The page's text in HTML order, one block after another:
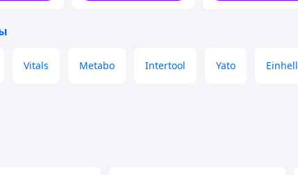
3,4 Дж дает возможность легко
Vitals Metabo Intertool Yato Einhell